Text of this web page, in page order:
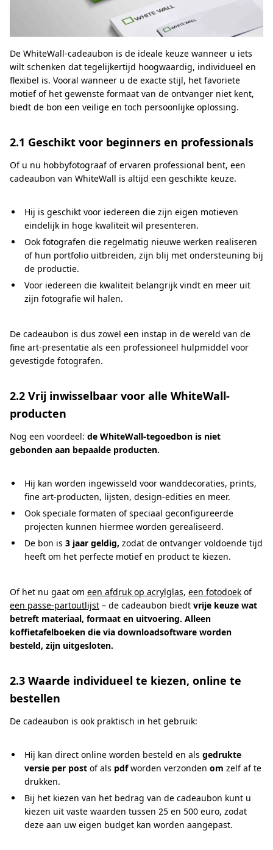
De WhiteWall-cadeaubon is de ideale keuze wanneer u iets
wilt schenken dat tegelijkertijd hoogwaardig, individueel en
flexibel is. Vooral wanneer u de exacte stijl, het favoriete
motief of het gewenste formaat van de ontvanger niet kent,
biedt de bon een veilige en toch persoonlijke oplossing.
2.1 Geschikt voor beginners en professionals
Of u nu hobbyfotograaf of ervaren professional bent, een
cadeaubon van WhiteWall is altijd een geschikte keuze.
Hij is geschikt voor iedereen die zijn eigen motieven
eindelijk in hoge kwaliteit wil presenteren.
Ook fotografen die regelmatig nieuwe werken realiseren
of hun portfolio uitbreiden, zijn blij met ondersteuning bij
de productie.
Voor iedereen die kwaliteit belangrijk vindt en meer uit
zijn fotografie wil halen.
De cadeaubon is dus zowel een instap in de wereld van de
fine art-presentatie als een professioneel hulpmiddel voor
gevestigde fotografen.
2.2 Vrij inwisselbaar voor alle WhiteWall-
producten
Nog een voordeel: de WhiteWall-tegoedbon is niet
gebonden aan bepaalde producten.
Hij kan worden ingewisseld voor wanddecoraties, prints,
fine art-producten, lijsten, design-edities en meer.
Ook speciale formaten of speciaal geconfigureerde
projecten kunnen hiermee worden gerealiseerd.
De bon is 3 jaar geldig, zodat de ontvanger voldoende tijd
heeft om het perfecte motief en product te kiezen.
Of het nu gaat om een afdruk op acrylglas, een fotodoek of
een passe-partoutlijst – de cadeaubon biedt vrije keuze wat
betreft materiaal, formaat en uitvoering. Alleen
koffietafelboeken die via downloadsoftware worden
besteld, zijn uitgesloten.
2.3 Waarde individueel te kiezen, online te
bestellen
De cadeaubon is ook praktisch in het gebruik:
Hij kan direct online worden besteld en als gedrukte
versie per post of als pdfworden verzonden om zelf af te
drukken.
Bij het kiezen van het bedrag van de cadeaubon kunt u
kiezen uit vaste waarden tussen 25 en 500 euro, zodat
deze aan uw eigen budget kan worden aangepast.